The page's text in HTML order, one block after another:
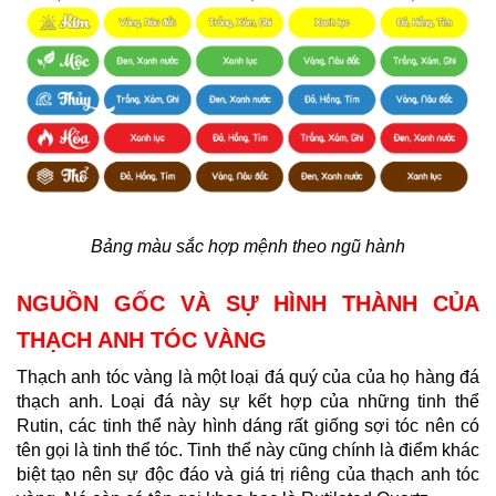
Bảng màu sắc hợp mệnh theo ngũ hành
NGUỒN GỐC VÀ SỰ HÌNH THÀNH CỦA
THẠCH ANH TÓC VÀNG
Thạch anh tóc vàng là một loại đá quý của của họ hàng đá
thạch anh. Loại đá này sự kết hợp của những tinh thể
Rutin, các tinh thể này hình dáng rất giống sợi tóc nên có
tên gọi là tinh thể tóc. Tinh thể này cũng chính là điểm khác
biệt tạo nên sự độc đáo và giá trị riêng của thạch anh tóc